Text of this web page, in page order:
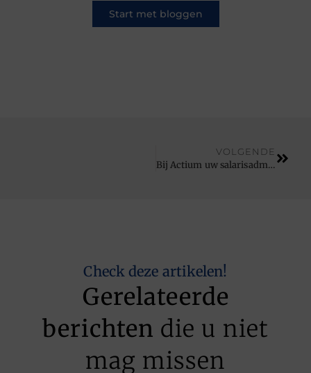
Start met bloggen
VOLGENDE
Bij Actium uw salarisadministratie uitbesteden
Check deze artikelen!
Gerelateerde
berichten die u niet
mag missen